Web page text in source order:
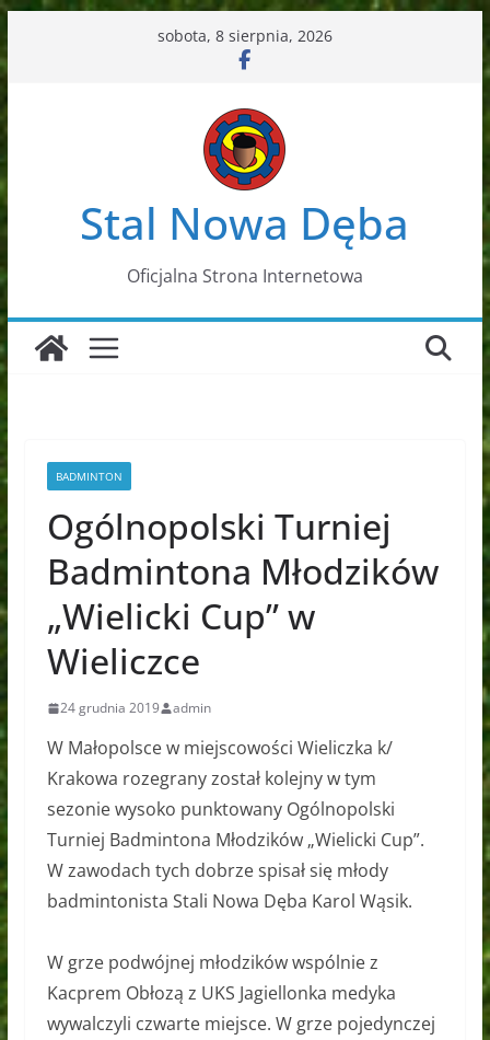
do
sobota, 8 sierpnia, 2026
Stal Nowa Dęba
Oficjalna Strona Internetowa
BADMINTON
Ogólnopolski Turniej
Badmintona Młodzików
„Wielicki Cup” w
Wieliczce
24 grudnia 2019 admin
W Małopolsce w miejscowości Wieliczka k/
Krakowa rozegrany został kolejny w tym
sezonie wysoko punktowany Ogólnopolski
Turniej Badmintona Młodzików „Wielicki Cup”.
W zawodach tych dobrze spisał się młody
badmintonista Stali Nowa Dęba Karol Wąsik.
W grze podwójnej młodzików wspólnie z
Kacprem Obłozą z UKS Jagiellonka medyka
wywalczyli czwarte miejsce. W grze pojedynczej